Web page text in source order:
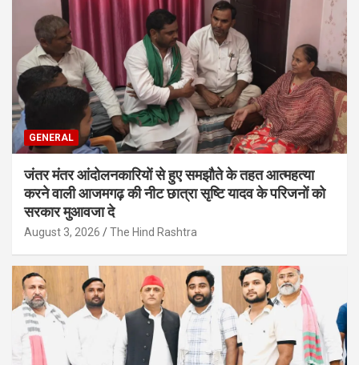
GENERAL
जंतर मंतर आंदोलनकारियों से हुए समझौते के तहत आत्महत्या
करने वाली आजमगढ़ की नीट छात्रा सृष्टि यादव के परिजनों को
सरकार मुआवजा दे
August 3, 2026 The Hind Rashtra